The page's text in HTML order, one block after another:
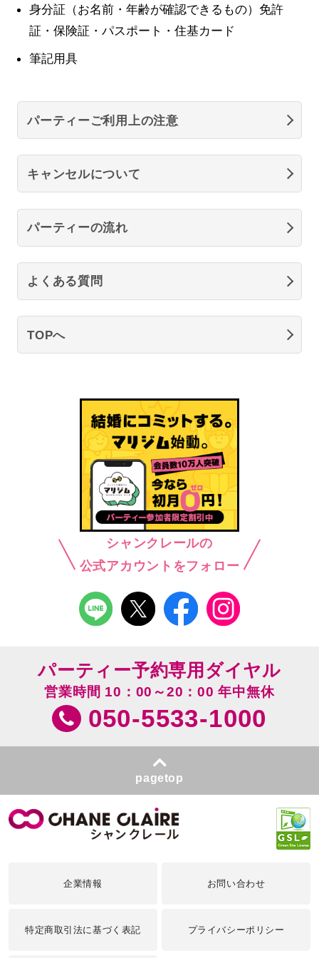
身分証（お名前・年齢が確認できるもの）免許
証・保険証・パスポート・住基カード
筆記用具
パーティーご利用上の注意
キャンセルについて
パーティーの流れ
よくある質問
TOPへ
シャンクレールの
公式アカウントをフォロー
パーティー予約専用ダイヤル
営業時間 10：00～20：00 年中無休
050-5533-1000
pagetop
企業情報 お問い合わせ
特定商取引法に基づく表記 プライバシーポリシー